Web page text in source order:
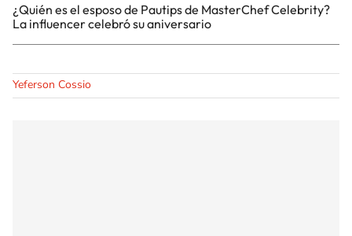
¿Quién es el esposo de Pautips de MasterChef Celebrity?
La influencer celebró su aniversario
Yeferson Cossio